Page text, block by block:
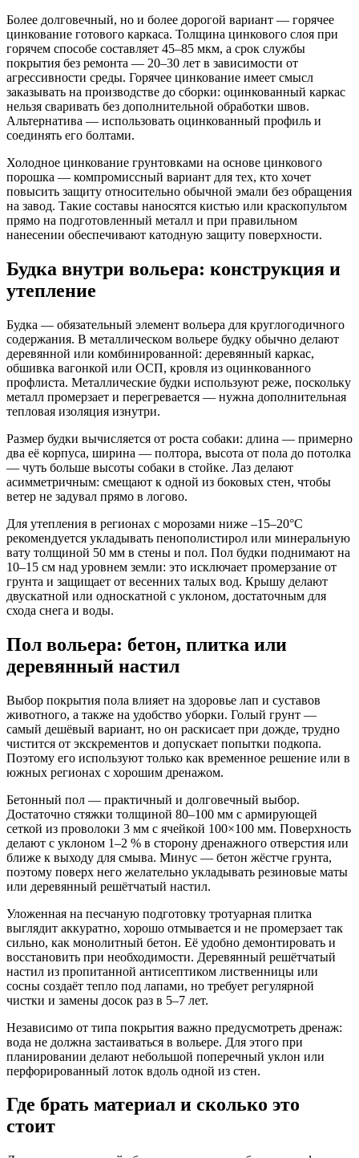
Более долговечный, но и более дорогой вариант — горячее
цинкование готового каркаса. Толщина цинкового слоя при
горячем способе составляет 45–85 мкм, а срок службы
покрытия без ремонта — 20–30 лет в зависимости от
агрессивности среды. Горячее цинкование имеет смысл
заказывать на производстве до сборки: оцинкованный каркас
нельзя сваривать без дополнительной обработки швов.
Альтернатива — использовать оцинкованный профиль и
соединять его болтами.
Холодное цинкование грунтовками на основе цинкового
порошка — компромиссный вариант для тех, кто хочет
повысить защиту относительно обычной эмали без обращения
на завод. Такие составы наносятся кистью или краскопультом
прямо на подготовленный металл и при правильном
нанесении обеспечивают катодную защиту поверхности.
Будка внутри вольера: конструкция и
утепление
Будка — обязательный элемент вольера для круглогодичного
содержания. В металлическом вольере будку обычно делают
деревянной или комбинированной: деревянный каркас,
обшивка вагонкой или ОСП, кровля из оцинкованного
профлиста. Металлические будки используют реже, поскольку
металл промерзает и перегревается — нужна дополнительная
тепловая изоляция изнутри.
Размер будки вычисляется от роста собаки: длина — примерно
два её корпуса, ширина — полтора, высота от пола до потолка
— чуть больше высоты собаки в стойке. Лаз делают
асимметричным: смещают к одной из боковых стен, чтобы
ветер не задувал прямо в логово.
Для утепления в регионах с морозами ниже –15–20°С
рекомендуется укладывать пенополистирол или минеральную
вату толщиной 50 мм в стены и пол. Пол будки поднимают на
10–15 см над уровнем земли: это исключает промерзание от
грунта и защищает от весенних талых вод. Крышу делают
двускатной или односкатной с уклоном, достаточным для
схода снега и воды.
Пол вольера: бетон, плитка или
деревянный настил
Выбор покрытия пола влияет на здоровье лап и суставов
животного, а также на удобство уборки. Голый грунт —
самый дешёвый вариант, но он раскисает при дожде, трудно
чистится от экскрементов и допускает попытки подкопа.
Поэтому его используют только как временное решение или в
южных регионах с хорошим дренажом.
Бетонный пол — практичный и долговечный выбор.
Достаточно стяжки толщиной 80–100 мм с армирующей
сеткой из проволоки 3 мм с ячейкой 100×100 мм. Поверхность
делают с уклоном 1–2 % в сторону дренажного отверстия или
ближе к выходу для смыва. Минус — бетон жёстче грунта,
поэтому поверх него желательно укладывать резиновые маты
или деревянный решётчатый настил.
Уложенная на песчаную подготовку тротуарная плитка
выглядит аккуратно, хорошо отмывается и не промерзает так
сильно, как монолитный бетон. Её удобно демонтировать и
восстановить при необходимости. Деревянный решётчатый
настил из пропитанной антисептиком лиственницы или
сосны создаёт тепло под лапами, но требует регулярной
чистки и замены досок раз в 5–7 лет.
Независимо от типа покрытия важно предусмотреть дренаж:
вода не должна застаиваться в вольере. Для этого при
планировании делают небольшой поперечный уклон или
перфорированный лоток вдоль одной из стен.
Где брать материал и сколько это
стоит